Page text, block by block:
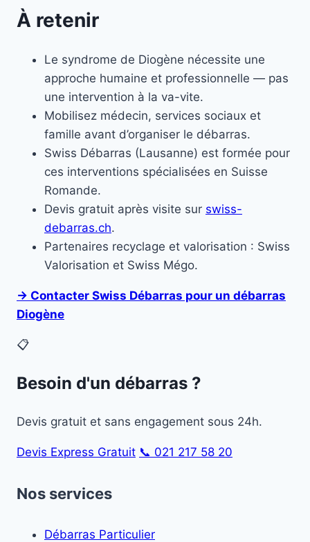
À retenir
Le syndrome de Diogène nécessite une
approche humaine et professionnelle — pas
une intervention à la va-vite.
Mobilisez médecin, services sociaux et
famille avant d’organiser le débarras.
Swiss Débarras (Lausanne) est formée pour
ces interventions spécialisées en Suisse
Romande.
Devis gratuit après visite sur swiss-
debarras.ch.
Partenaires recyclage et valorisation : Swiss
Valorisation et Swiss Mégo.
→ Contacter Swiss Débarras pour un débarras
Diogène
📋
Besoin d'un débarras ?
Devis gratuit et sans engagement sous 24h.
Devis Express Gratuit 📞 021 217 58 20
Nos services
Débarras Particulier